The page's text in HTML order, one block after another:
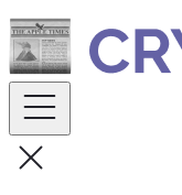
Skip
to
content